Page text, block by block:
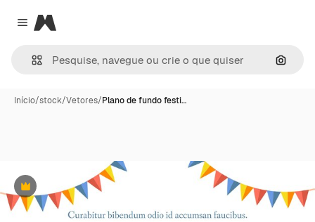
Close menu
Magnific
Início/stock/Vetores/Plano de fundo festi…
Premium